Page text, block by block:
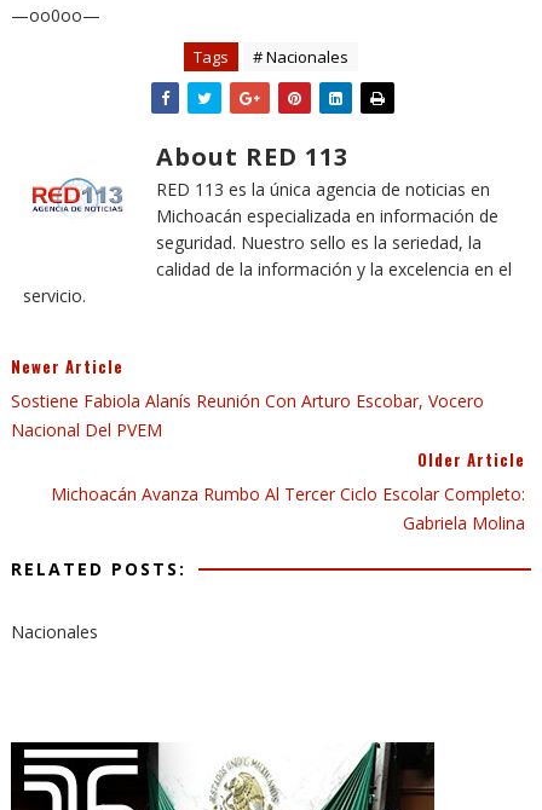
—oo0oo—
Tags # Nacionales
About RED 113
RED 113 es la única agencia de noticias en
Michoacán especializada en información de
seguridad. Nuestro sello es la seriedad, la
calidad de la información y la excelencia en el
servicio.
Newer Article
Sostiene Fabiola Alanís Reunión Con Arturo Escobar, Vocero
Nacional Del PVEM
Older Article
Michoacán Avanza Rumbo Al Tercer Ciclo Escolar Completo:
Gabriela Molina
RELATED POSTS:
Nacionales